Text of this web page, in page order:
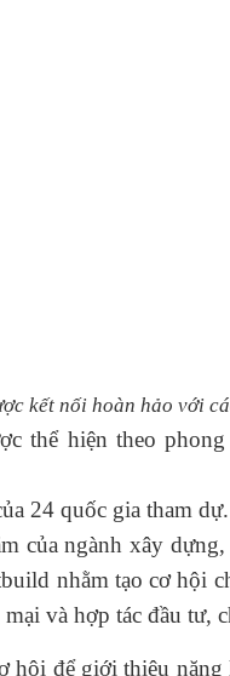
kết nối hoàn hảo với
thể hiện theo
24 quốc gia tham
của ngành xây
nhằm tạo cơ hội
và hợp tác đầu
để giới thiệu